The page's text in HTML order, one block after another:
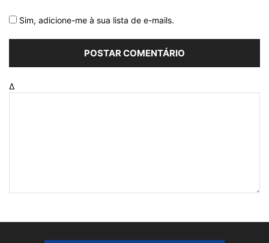
Sim, adicione-me à sua lista de e-mails.
Δ